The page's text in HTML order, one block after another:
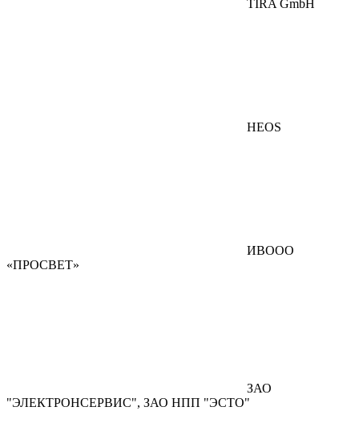
TIRA GmbH
HEOS
ИВООО
«ПРОСВЕТ»
ЗАО
"ЭЛЕКТРОНСЕРВИС", ЗАО НПП "ЭСТО"